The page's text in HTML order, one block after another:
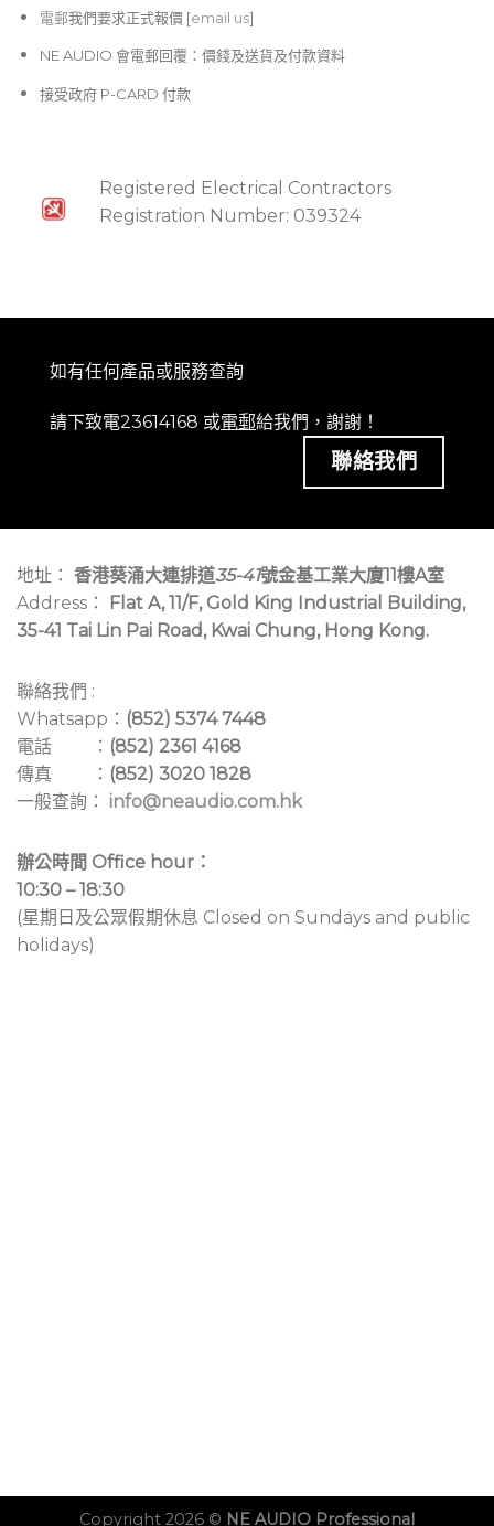
電郵我們要求正式報價 [email us]
NE AUDIO 會電郵回覆：價錢及送貨及付款資料
接受政府 P-CARD 付款
Registered Electrical Contractors
Registration Number: 039324
如有任何產品或服務查詢
請下致電23614168 或電郵給我們，謝謝！
聯絡我們
地址： 香港葵涌大連排道35-41號金基工業大廈11樓A室
Address：
Flat A, 11/F, Gold King Industrial Building,
35-41 Tai Lin Pai Road, Kwai Chung, Hong Kong.
聯絡我們 :
Whatsapp： (852) 5374 7448
電話 ： (852) 2361 4168
傳真 ： (852) 3020 1828
一般查詢： info@neaudio.com.hk
辦公時間 Office hour：
10:30 – 18:30
(星期日及公眾假期休息 Closed on Sundays and public
holidays)
Copyright 2026 © NE AUDIO Professional